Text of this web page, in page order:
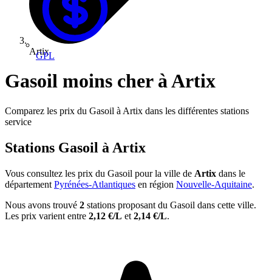
GPL
Artix
Gasoil moins cher à Artix
Comparez les prix du Gasoil à Artix dans les différentes stations
service
Stations Gasoil à Artix
Vous consultez les prix du Gasoil pour la ville de Artix dans le
département Pyrénées-Atlantiques en région Nouvelle-Aquitaine.
Nous avons trouvé 2 stations proposant du Gasoil dans cette ville.
Les prix varient entre 2,12 €/L et 2,14 €/L.